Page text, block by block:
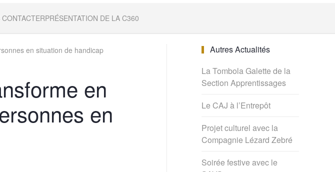
CONTACTERPRÉSENTATION DE LA C360
en situation de handicap
en
en
Autres Actualités
La Tombola Galette de la
Section Apprentissages
Le CAJ à l’Entrepôt
Projet culturel avec la
Compagnie Lézard Zebré
Soirée festive avec le